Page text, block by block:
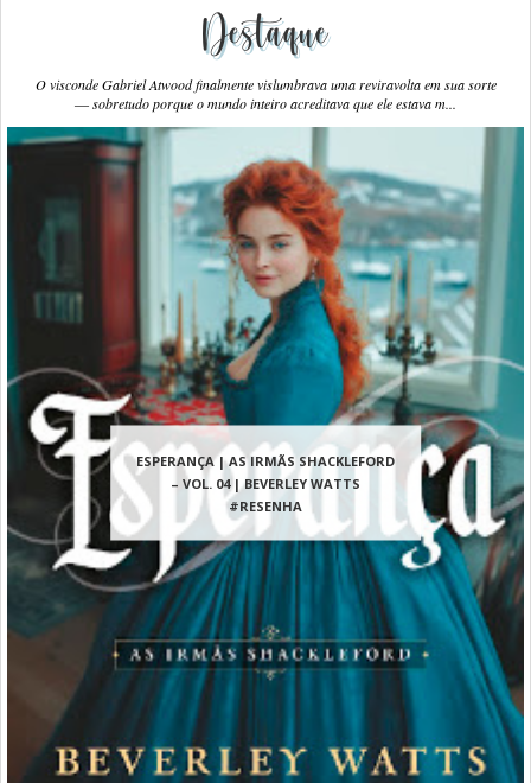
Destaque
ESPERANÇA | AS IRMÃS SHACKLEFORD
– VOL. 04 | BEVERLEY WATTS
#RESENHA
O visconde Gabriel Atwood finalmente vislumbrava uma reviravolta em sua sorte
― sobretudo porque o mundo inteiro acreditava que ele estava m...